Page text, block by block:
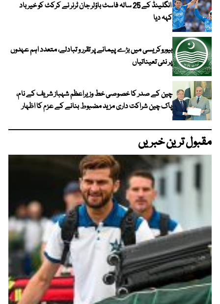
انگلینڈ کے 25 سالہ فاسٹ باؤلر جان ٹرنر نے کرکٹ کو خیر باد
کہہ دیا
بیوروکریسی میں بڑے پیمانے پر تقرر و تبادلے، متعدد اہم عہدوں
پر نئی تعیناتیاں
چین کے صدر کا خصوصی خط وزیراعظم شہباز شریف کے نام،
پاک چین شراکت داری مزید مضبوط بنانے کے عزم کا اظہار
مقبول ترین خبریں